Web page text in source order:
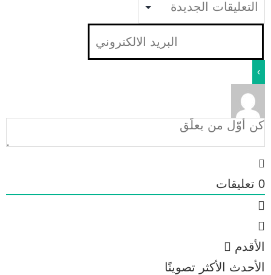
0 تعليقات
الأقدم
الأحدث
الأكثر تصويتًا